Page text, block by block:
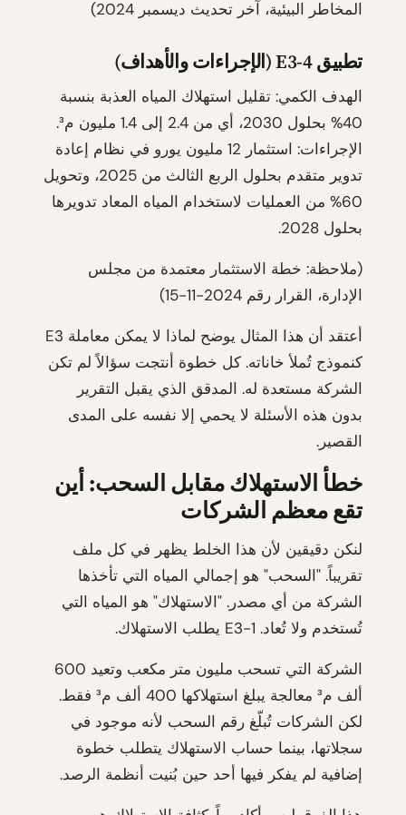
المخاطر البيئية، آخر تحديث ديسمبر 2024)
تطبيق E3-4 (الإجراءات والأهداف)
الهدف الكمي: تقليل استهلاك المياه العذبة بنسبة
40% بحلول 2030، أي من 2.4 إلى 1.4 مليون م³.
الإجراءات: استثمار 12 مليون يورو في نظام إعادة
تدوير متقدم بحلول الربع الثالث من 2025، وتحويل
60% من العمليات لاستخدام المياه المعاد تدويرها
بحلول 2028.
(ملاحظة: خطة الاستثمار معتمدة من مجلس
الإدارة، القرار رقم 2024-11-15)
أعتقد أن هذا المثال يوضح لماذا لا يمكن معاملة E3
كنموذج تُملأ خاناته. كل خطوة أنتجت سؤالاً لم تكن
الشركة مستعدة له. المدقق الذي يقبل التقرير
بدون هذه الأسئلة لا يحمي إلا نفسه على المدى
القصير.
خطأ الاستهلاك مقابل السحب: أين
تقع معظم الشركات
لنكن دقيقين لأن هذا الخلط يظهر في كل ملف
تقريباً. "السحب" هو إجمالي المياه التي تأخذها
الشركة من أي مصدر. "الاستهلاك" هو المياه التي
تُستخدم ولا تُعاد. E3-1 يطلب الاستهلاك.
الشركة التي تسحب مليون متر مكعب وتعيد 600
ألف م³ معالجة يبلغ استهلاكها 400 ألف م³ فقط.
لكن الشركات تُبلّغ رقم السحب لأنه موجود في
سجلاتها، بينما حساب الاستهلاك يتطلب خطوة
إضافية لم يفكر فيها أحد حين بُنيت أنظمة الرصد.